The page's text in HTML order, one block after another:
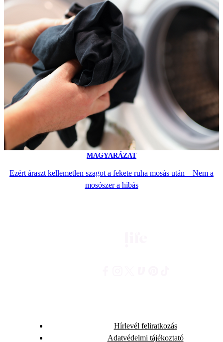
MAGYARÁZAT
Ezért áraszt kellemetlen szagot a fekete ruha mosás után – Nem a
mosószer a hibás
Hírlevél feliratkozás
Adatvédelmi tájékoztató